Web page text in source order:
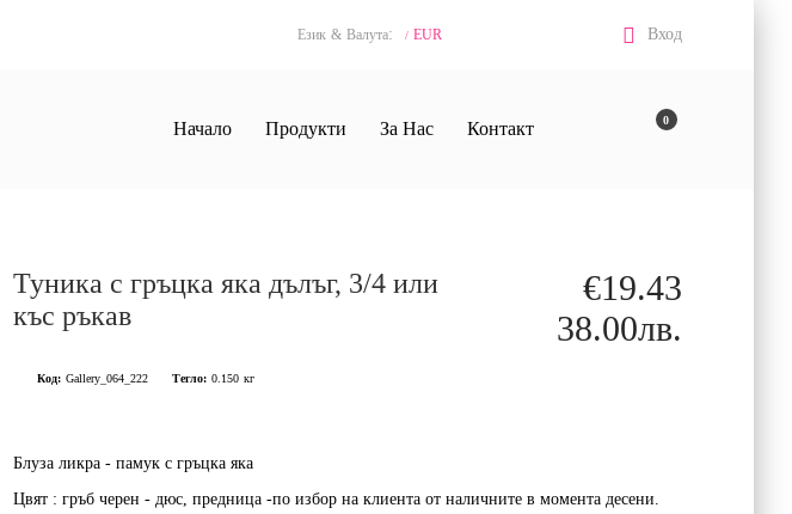
Език & Валута: / EUR Вход
0
Начало Продукти За Нас Контакт
Туника с гръцка яка дълъг, 3/4 или
къс ръкав
€19.43
38.00лв.
Код: Gallery_064_222 Тегло: 0.150 кг
Блуза ликра - памук с гръцка яка
Цвят : гръб черен - дюс, предница -по избор на клиента от наличните в момента десени.